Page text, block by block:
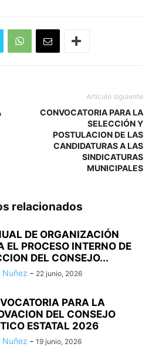
Artículo siguiente
CONVOCATORIA PARA LA
SELECCIÓN Y
POSTULACION DE LAS
CANDIDATURAS A LAS
SINDICATURAS
MUNICIPALES
relacionados
DE ORGANIZACIÓN
EL PROCESO INTERNO DE
DEL CONSEJO...
Nuñez - 22 junio, 2026
PARA LA
DEL CONSEJO
ESTATAL 2026
Nuñez - 19 junio, 2026